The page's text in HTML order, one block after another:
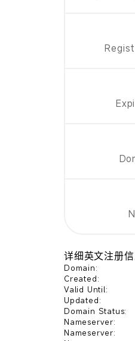
详细英文注册
Domain:
Created:
Valid Until:
Updated:
Domain Status:
Nameserver:
Nameserver: